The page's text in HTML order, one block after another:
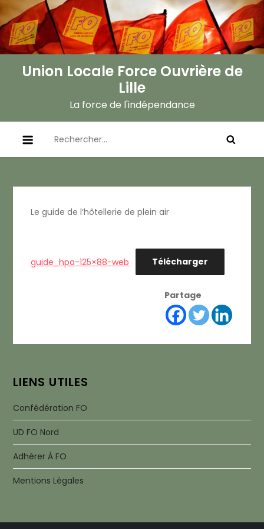
to
content
Union Locale Force Ouvrière de
Lille
La force de l'indépendance
Le guide de l’hôtellerie de plein air
guide_hpa-125×88-web Télécharger
Partage
LIENS UTILES
Confédération FO
UD FO Nord
Adhérer À FO
Mentions Légales